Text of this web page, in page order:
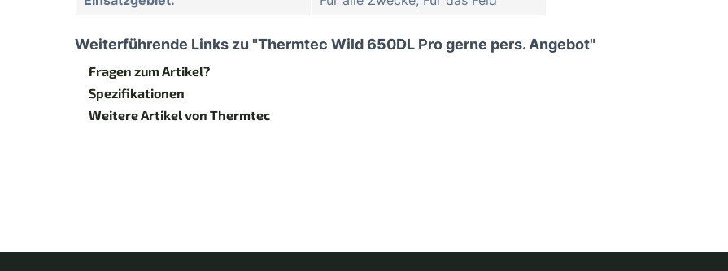
Weiterführende Links zu "Thermtec Wild 650DL Pro gerne pers. Angebot"
Fragen zum Artikel?
Spezifikationen
Weitere Artikel von Thermtec